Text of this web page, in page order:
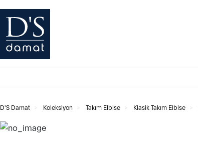
D'S Damat Koleksiyon Takım Elbise Klasik Takım Elbise